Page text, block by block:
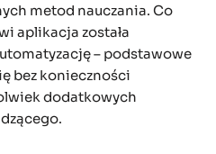
metod nauczania. Co
aplikacja została
– podstawowe
bez konieczności
dodatkowych